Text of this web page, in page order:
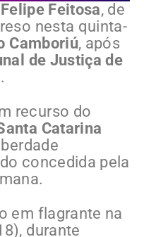
Feitosa, de
nesta quinta-
Camboriú, após
de Justiça de
.
recurso do
Catarina
concedida pela
em flagrante na
durante